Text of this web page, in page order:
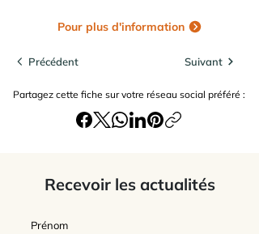
Pour plus d'information
Précédent Suivant
Partagez cette fiche sur votre réseau social préféré :
Recevoir les actualités